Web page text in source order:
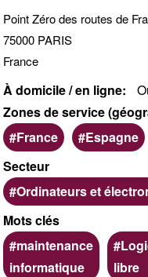
Point Zéro des routes de
75000 PARIS
France
À domicile / en ligne
Zones de service
France
Espagne
Secteur
Ordinateurs et
Mots clés
maintenance
informatique
libre